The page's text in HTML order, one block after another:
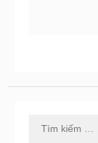
kiếm